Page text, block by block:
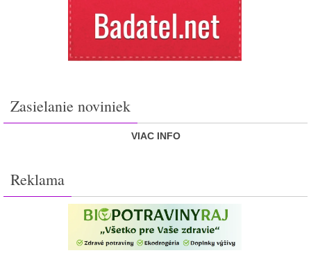
Zasielanie noviniek
VIAC INFO
Reklama